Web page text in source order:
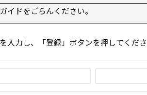
イドをごらんください。
入力し、「登録」ボタンを押してくだ